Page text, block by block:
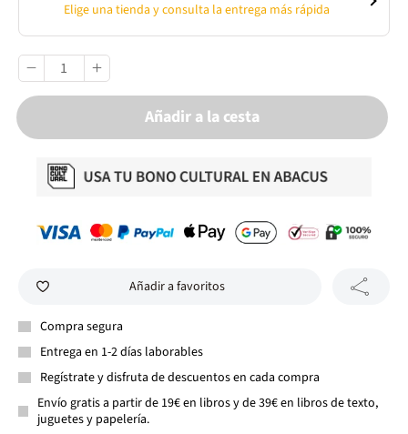
Elige una tienda y consulta la entrega más rápida
Añadir a la cesta
Añadir a favoritos
Compra segura
Entrega en 1-2 días laborables
Regístrate y disfruta de descuentos en cada compra
Envío gratis a partir de 19€ en libros y de 39€ en libros de texto,
juguetes y papelería.